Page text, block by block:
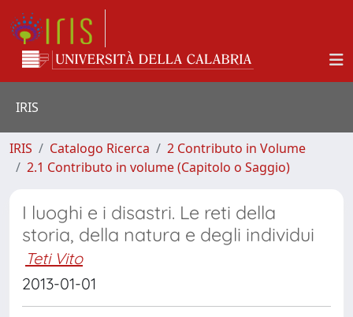
IRIS
IRIS Catalogo Ricerca
2 Contributo in Volume
2.1 Contributo in volume (Capitolo o Saggio)
I luoghi e i disastri. Le reti della
storia, della natura e degli individui
Teti Vito
2013-01-01